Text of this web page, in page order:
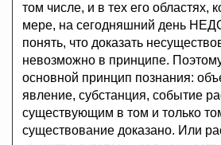
том числе, и в тех его областях,
мере, на сегодняшний день
понять, что доказать
невозможно в принципе.
основной принцип познания:
явление, субстанция, событие
существующим в том и только
существование доказано. Или